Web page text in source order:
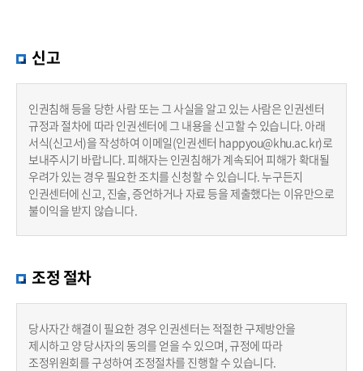
자료
인권DB/관련기관
인권DB/관련기관
신고
인권침해 등을 당한 사람 또는 그 사실을 알고 있는 사람은 인권센터
규정과 절차에 따라 인권센터에 그 내용을 신고할 수 있습니다. 아래
서식(신고서)을 작성하여 이메일(인권센터 happyou@khu.ac.kr)로
보내주시기 바랍니다. 피해자는 인권침해가 계속되어 피해가 확대될
우려가 있는 경우 필요한 조치를 신청할 수 있습니다. 누구든지
인권센터에 신고, 진술, 증언하거나 자료 등을 제출했다는 이유만으로
불이익을 받지 않습니다.
조정 절차
당사자간 해결이 필요한 경우 인권센터는 적절한 구제방안을
제시하고 양 당사자의 동의를 얻을 수 있으며, 규정에 따라
조정위원회를 구성하여 조정절차를 진행할 수 있습니다.